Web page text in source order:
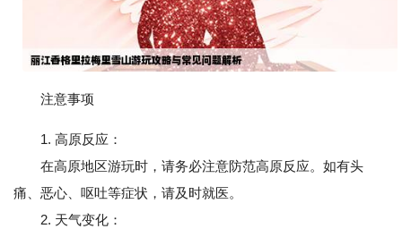
注意事项
1. 高原反应：
在高原地区游玩时，请务必注意防范高原反应。如有头
痛、恶心、呕吐等症状，请及时就医。
2. 天气变化：